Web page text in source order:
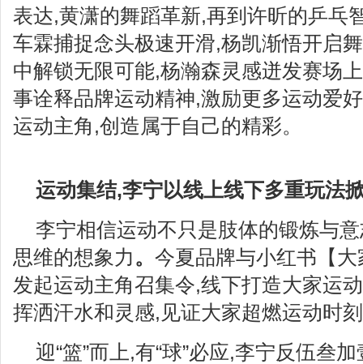
表达,黄潇的舞蹈革新,再到许昕的乒乓
车霖捕捉念头极速开滑,杨凯渐悟开启
中解锁无限可能,杨瀚森灵感迸发赛场
事诠释品牌运动精神,激励更多运动爱
运动主角,创造属于自己的精彩。
运动集结,李宁以线上线下多重玩法
李宁相信运动不只是肢体的锻炼与
思维的想象力。 今夏品牌与小红书【
发起运动主角召集令,线下打造大家运
挥洒汗水和灵感,见证大家超燃运动时
迎“篮”而上,有“球”必应,李宁反伍叁